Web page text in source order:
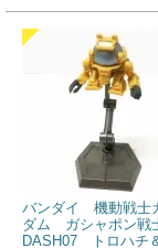
バンダイ 機動戦士
ダム ガシャポン戦
DASH07 トロハチ